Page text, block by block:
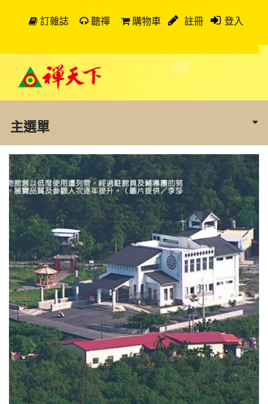
訂雜誌 聽禪 購物車 註冊 登入
主選單